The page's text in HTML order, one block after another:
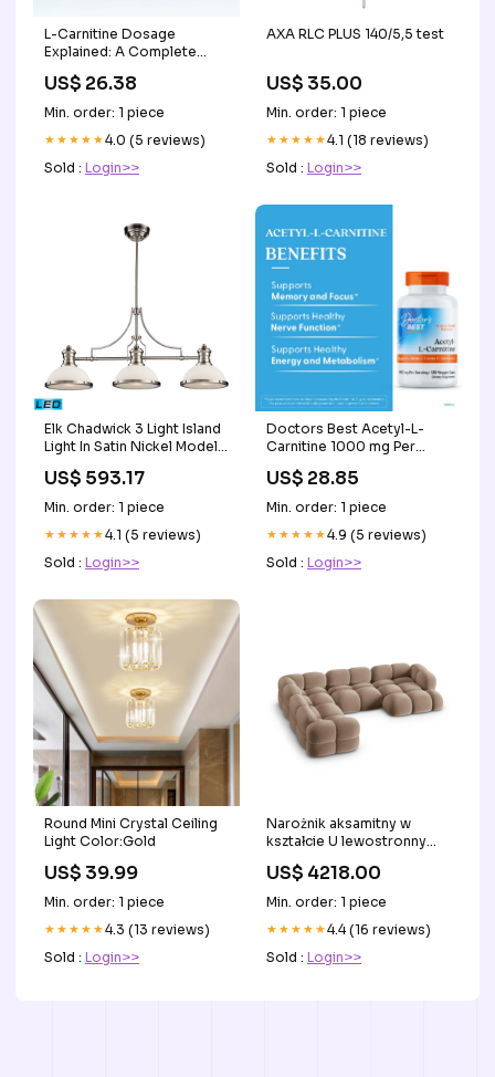
L-Carnitine Dosage
Explained: A Complete
US$ 26.38
Min. order: 1 piece
★★★★★4.0 (5 reviews)
Sold : Login>>
AXA RLC PLUS 140/5,5 test
US$ 35.00
Min. order: 1 piece
★★★★★4.1 (18 reviews)
Sold : Login>>
Elk Chadwick 3 Light Island
Light In Satin Nickel Model:
Options:Finish - Satin
Nickel
US$ 593.17
Min. order: 1 piece
★★★★★4.1 (5 reviews)
Sold : Login>>
Doctors Best Acetyl-L-
Carnitine 1000 mg Per
Supplement for Men &
Women, Supports Brain &
Nerve Cell Function, Mental
Focus, Helps Generate
US$ 28.85
Min. order: 1 piece
★★★★★4.9 (5 reviews)
Sold : Login>>
Round Mini Crystal Ceiling
Light Color:Gold
US$ 39.99
Min. order: 1 piece
★★★★★4.3 (13 reviews)
Sold : Login>>
Narożnik aksamitny w
kształcie U lewostronny
satynowe wykończenie
US$ 4218.00
Min. order: 1 piece
★★★★★4.4 (16 reviews)
Sold : Login>>